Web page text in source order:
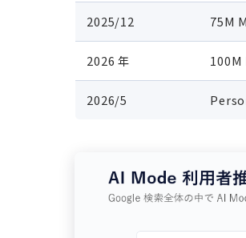
2025/12 75M
2026 年 100M
2026/5